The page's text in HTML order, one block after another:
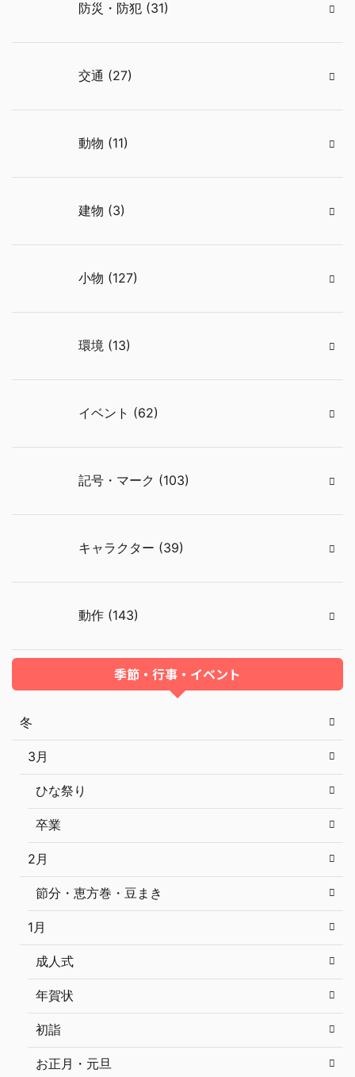
防災・防犯 (31)
交通 (27)
動物 (11)
建物 (3)
小物 (127)
環境 (13)
イベント (62)
記号・マーク (103)
キャラクター (39)
動作 (143)
季節・行事・イベント
冬
3月
ひな祭り
卒業
2月
節分・恵方巻・豆まき
1月
成人式
年賀状
初詣
お正月・元旦